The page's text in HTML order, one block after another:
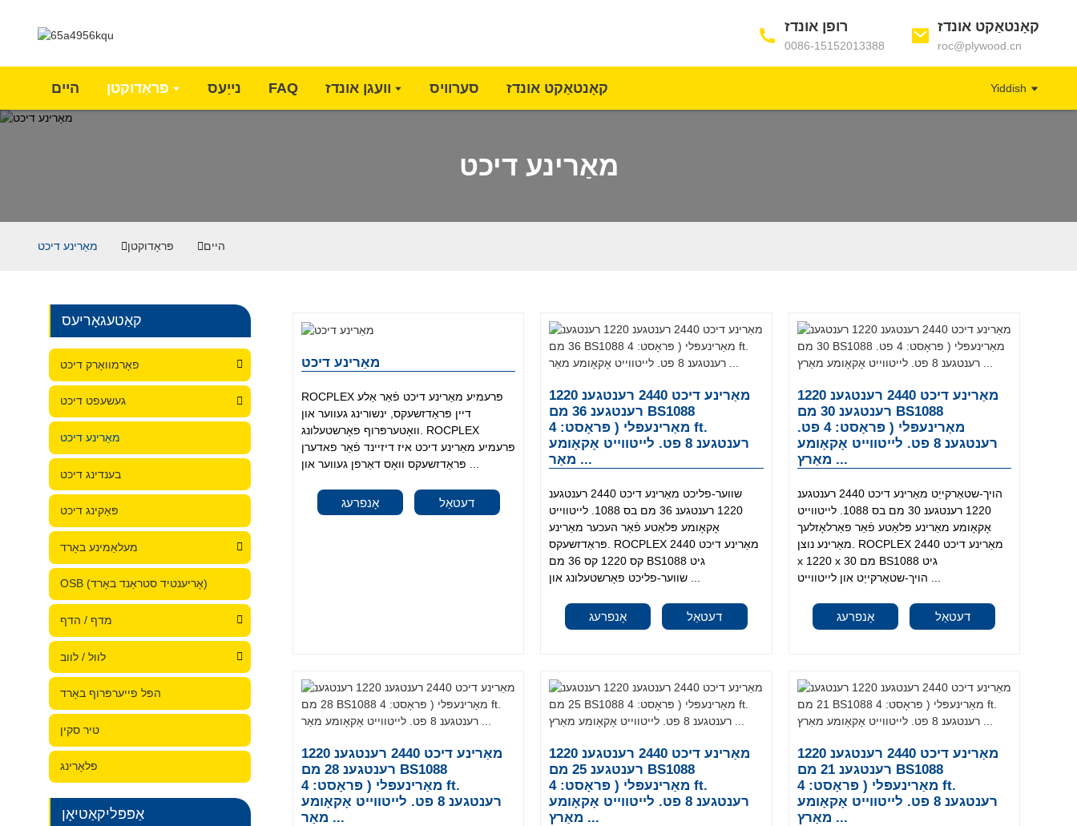
רופן אונדז
0086-15152013388
קאָנטאַקט אונדז
roc@plywood.cn
היים פּראָדוקטן נייַעס FAQ וועגן אונדז סערוויס קאָנטאַקט אונדז Yiddish
מאַרינע דיכט
היים פּראָדוקטן מאַרינע דיכט
קאַטעגאָריעס
פאָרמוואָרק דיכט
געשעפט דיכט
מאַרינע דיכט
בענדינג דיכט
פּאַקינג דיכט
מעלאַמינע באָרד
OSB (אָריענטיד סטראַנד באָרד)
מדף / הדף
לוול / לווב
הפּל פייערפּרוף באָרד
טיר סקין
פלאָרינג
אַפּפּליקאַטיאָן
מאַרינע דיכט
ROCPLEX פּרעמיע מאַרינע דיכט פֿאַר אַלע
דיין פּראַדזשעקס, ינשורינג געווער און
וואָטערפּרוף פאָרשטעלונג. ROCPLEX
פּרעמיע מאַרינע דיכט איז דיזיינד פֿאַר פאדערן
אָנפרעג דעטאַל
מאַרינע דיכט 2440 רענטגענ 1220
רענטגענ 36 מם BS1088
מאַרינעפּלי ( פּראָסט: 4 ft.
רענטגענ 8 פט. לייטווייט אָקאָומע
מאַר ...
שווער-פליכט מאַרינע דיכט 2440 רענטגענ
1220 רענטגענ 36 מם בס 1088. לייטווייט
אָקאָומע פּלאַטע פֿאַר העכער מאַרינע
פּראַדזשעקס. ROCPLEX מאַרינע דיכט 2440
קס 1220 קס 36 מם BS1088 גיט
אָנפרעג דעטאַל
מאַרינע דיכט 2440 רענטגענ 1220
רענטגענ 30 מם BS1088
מאַרינעפּלי ( פּראָסט: 4 פט.
רענטגענ 8 פט. לייטווייט אָקאָומע
מאַרץ ...
הויך-שטאַרקייַט מאַרינע דיכט 2440 רענטגענ
1220 רענטגענ 30 מם בס 1088. לייטווייט
אָקאָומע מאַרינע פּלאַטע פֿאַר פאַרלאָזלעך
מאַרינע נוצן. ROCPLEX מאַרינע דיכט 2440
x 1220 x 30 מם BS1088 גיט
אָנפרעג דעטאַל
מאַרינע דיכט 2440 רענטגענ 1220
רענטגענ 28 מם BS1088
מאַרינעפּלי ( פּראָסט: 4 ft.
רענטגענ 8 פט. לייטווייט אָקאָומע
מאַר ...
מאַרינע דיכט 2440 רענטגענ 1220
רענטגענ 25 מם BS1088
מאַרינעפּלי ( פּראָסט: 4 ft.
רענטגענ 8 פט. לייטווייט אָקאָומע
מאַרץ ...
מאַרינע דיכט 2440 רענטגענ 1220
רענטגענ 21 מם BS1088
מאַרינעפּלי ( פּראָסט: 4 ft.
רענטגענ 8 פט. לייטווייט אָקאָומע
מאַרץ ...